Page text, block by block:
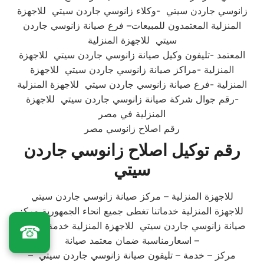
زانوسي جاردن سيتي -وكلاء زانوسي جاردن سيتي للاجهزة
المنزلية المعتمدون للمبيعات– فرع صيانة زانوسي جاردن
سيتي للاجهزة المنزلية
المعتمد -تليفون وكيل صيانة زانوسي جاردن سيتي للاجهزة
المنزلية -مراكز صيانة زانوسي جاردن سيتي للاجهزة
المنزلية -فرع صيانة زانوسي جاردن سيتي للاجهزة المنزلية
-رقم جوال شركة صيانة زانوسي جاردن سيتي للاجهزة
المنزلية في مصر
رقم اصلاح زانوسي مصر
رقم توكيل اصلاح زانوسي جاردن
سيتي
للاجهزة المنزلية – مركز صيانة زانوسي جاردن سيتي
للاجهزة المنزلية خدماتنا تغطى جميع انحاء الجمهورية مركز
صيانة زانوسي جاردن سيتي للاجهزة المنزلية خدمة متميزة
اسعارمناسبة ضمان معتمد صيانة –
مركز – خدمة – تليفون صيانة زانوسي جاردن سيتي –
☎